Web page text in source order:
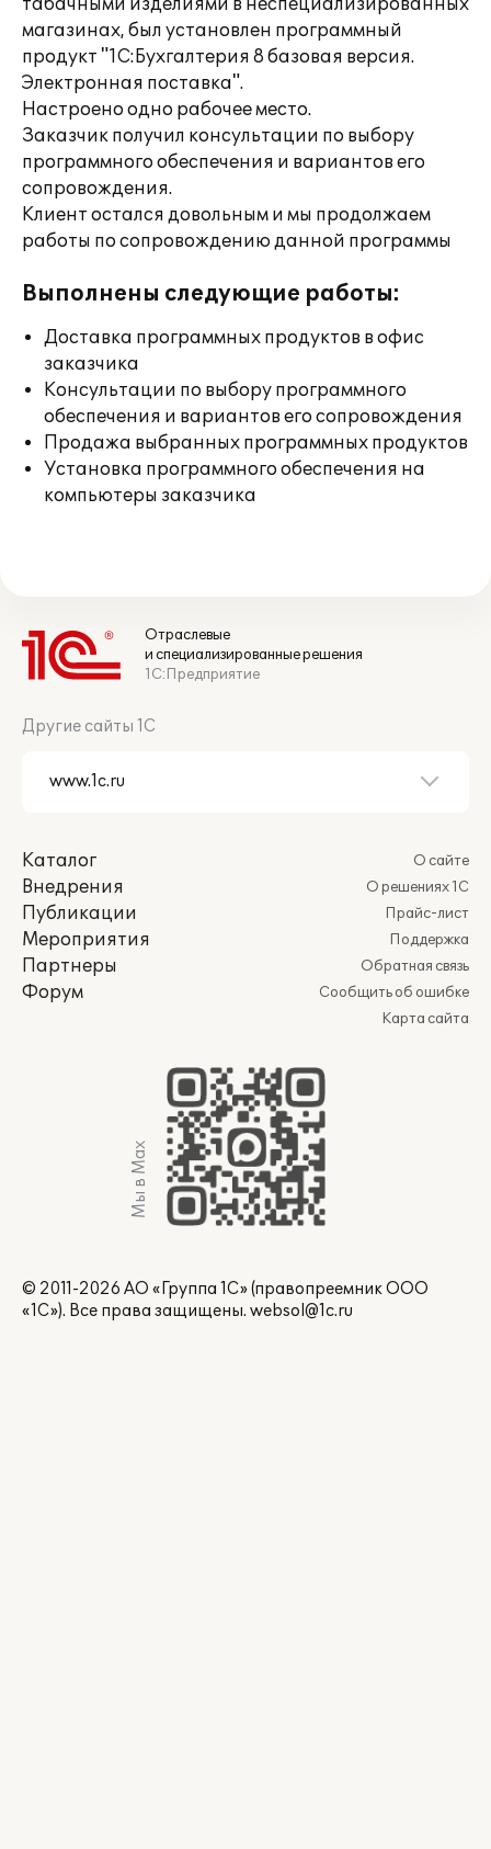
табачными изделиями в неспециализированных
магазинах, был установлен программный
продукт "1С:Бухгалтерия 8 базовая версия.
Электронная поставка".
Настроено одно рабочее место.
Заказчик получил консультации по выбору
программного обеспечения и вариантов его
сопровождения.
Клиент остался довольным и мы продолжаем
работы по сопровождению данной программы
Выполнены следующие работы:
Доставка программных продуктов в офис
заказчика
Консультации по выбору программного
обеспечения и вариантов его сопровождения
Продажа выбранных программных продуктов
Установка программного обеспечения на
компьютеры заказчика
Отраслевые
и специализированные решения
1С:Предприятие
Другие сайты 1С
Каталог
Внедрения
Публикации
Мероприятия
Партнеры
Форум
О сайте
О решениях 1С
Прайс-лист
Поддержка
Обратная связь
Сообщить об ошибке
Карта сайта
Мы в Max
© 2011-2026 АО «Группа 1С» (правопреемник ООО
«1С»). Все права защищены. websol@1c.ru